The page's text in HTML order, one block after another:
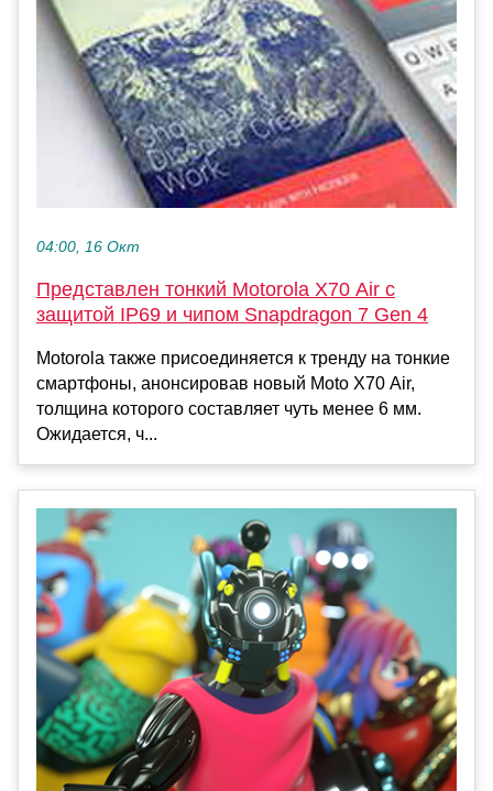
04:00, 16 Окт
Представлен тонкий Motorola X70 Air с
защитой IP69 и чипом Snapdragon 7 Gen 4
Motorola также присоединяется к тренду на тонкие
смартфоны, анонсировав новый Moto X70 Air,
толщина которого составляет чуть менее 6 мм.
Ожидается, ч...